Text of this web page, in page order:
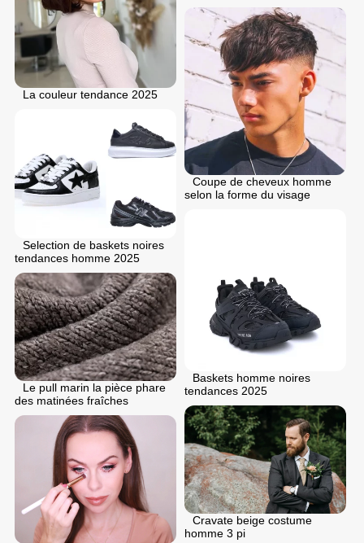
La couleur tendance 2025
Coupe de cheveux homme
selon la forme du visage
Selection de baskets noires
tendances homme 2025
Baskets homme noires
tendances 2025
Le pull marin la pièce phare
des matinées fraîches
Cravate beige costume
homme 3 pi